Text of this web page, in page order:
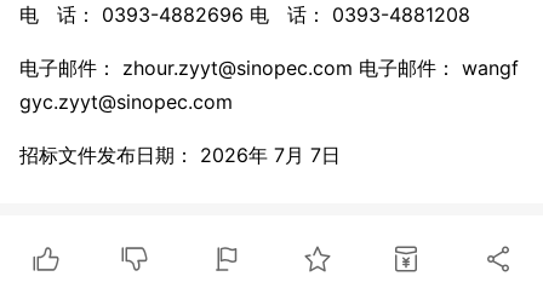
电 话： 0393-4882696 电 话： 0393-4881208
电子邮件： zhour.zyyt@sinopec.com 电子邮件： wangf
gyc.zyyt@sinopec.com
招标文件发布日期： 2026年 7月 7日